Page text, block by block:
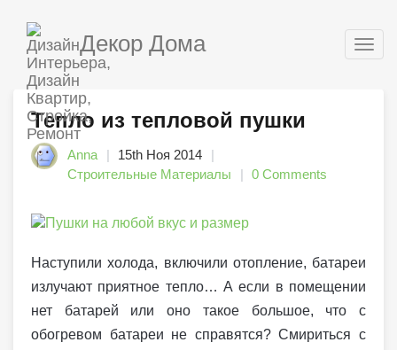
Декор Дома
Тепло из тепловой пушки
Anna
15th Ноя 2014
Строительные Материалы
0 Comments
Наступили холода, включили отопление, батареи
излучают приятное тепло… А если в помещении
нет батарей или оно такое большое, что с
обогревом батареи не справятся? Смириться с